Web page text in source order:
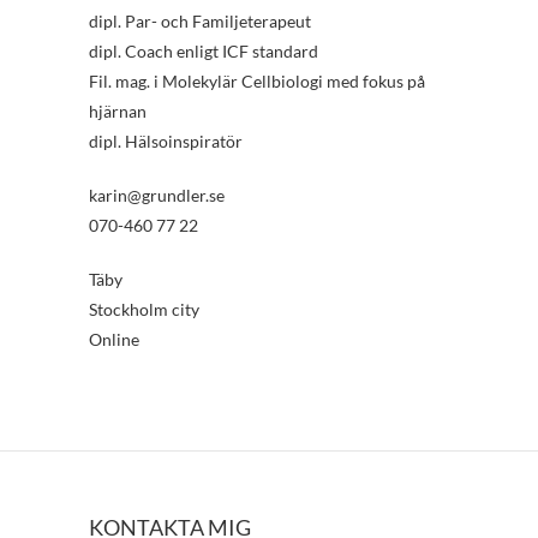
dipl. Par- och Familjeterapeut
dipl. Coach enligt ICF standard
Fil. mag. i Molekylär Cellbiologi med fokus på
hjärnan
dipl. Hälsoinspiratör
karin@grundler.se
070-460 77 22
Täby
Stockholm city
Online
KONTAKTA MIG